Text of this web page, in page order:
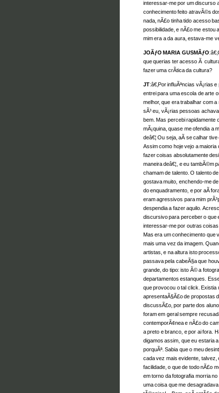
interessar-me por um discurso
conhecimento feito atravÃ©s
nada, nÃ£o tinha tido acesso
possibilidade, e nÃ£o me estou
mim era a da aura, estava-me
JOÃƒO MARIA GUSMÃƒO
que querias ter acesso Ã
fazer uma crÃ­tica da cultura?
JT:â€‚Por influÃªncias vÃ¡rias
entrei para uma escola de arte
melhor, que era trabalhar com a
sÃ³ eu, vÃ¡rias pessoas
bem. Mas percebi rapidamente
mÃ¡quina, quase me ofendia a
deâ€¦ Ou seja, aÃ­ se calhar
Assim como hoje vejo a
fazer coisas absolutamente
maneira deâ€¦, e eu tambÃ©m
chamam de talento. O talento
gostava muito, enchendo-me
do enquadramento, e por aÃ­
eram agressivos para mim
despendia a fazer aquilo.
discursivo para perceber o que
interessar-me por outras
Mas era um conhecimento que
mais uma vez da imagem.
artistas, e na altura isto
passava pela cabeÃ§a que
grande, do tipo: isto Ã© a
departamentos estanques.
que provocou o tal click.
apresentaÃ§Ã£o de propostas
discussÃ£o, por parte dos
foram em geral sempre
contemporÃ¢nea e nÃ£o do
a preto e branco, e por ai fora.
digamos assim, que eu estaria
porquÃª. Sabia que o meu
cada vez mais evidente,
facilidade, o que de todo nÃ£o
em torno da fotografia morria
uma coisa que me